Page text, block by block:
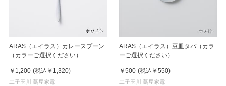
ARAS（エイラス）カレースプーン
（カラーご選択ください）
￥1,200 (税込 ￥1,320)
二子玉川 蔦屋家電
ARAS（エイラス）豆皿タパ（カラ
ーご選択ください）
￥500 (税込 ￥550)
二子玉川 蔦屋家電